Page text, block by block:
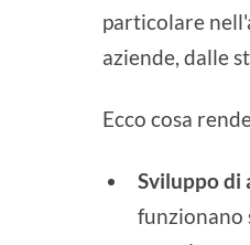
particolare
aziende, dalle
Ecco cosa
Sviluppo di
funzionano